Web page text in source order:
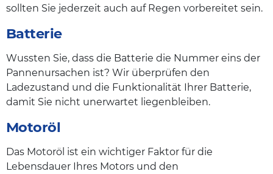
sollten Sie jederzeit auch auf Regen vorbereitet sein.
Batterie
Wussten Sie, dass die Batterie die Nummer eins der
Pannenursachen ist? Wir überprüfen den
Ladezustand und die Funktionalität Ihrer Batterie,
damit Sie nicht unerwartet liegenbleiben.
Motoröl
Das Motoröl ist ein wichtiger Faktor für die
Lebensdauer Ihres Motors und den